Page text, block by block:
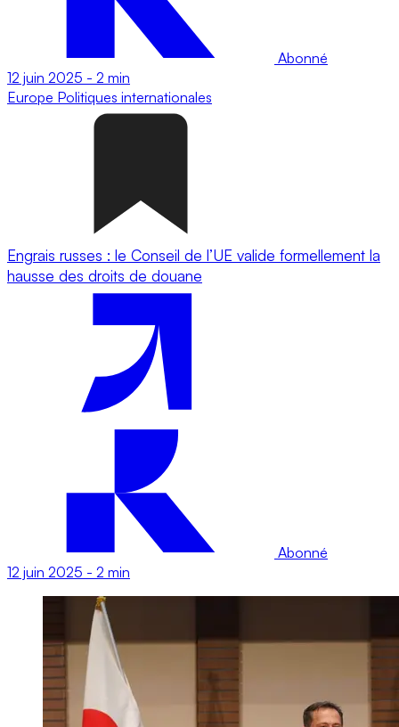
Abonné
12 juin 2025 - 2 min
Europe Politiques internationales
Engrais russes : le Conseil de l’UE valide formellement la
hausse des droits de douane
Abonné
12 juin 2025 - 2 min